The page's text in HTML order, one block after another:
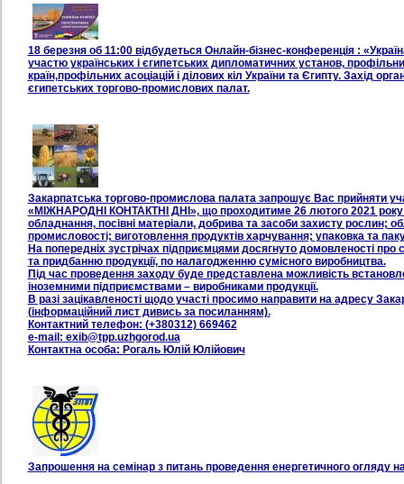
18 березня об 11:00 відбудеться Онлайн-бізнес-конференція :
участю українських і єгипетських дипломатичних установ,
країн,профільних асоціацій і ділових кіл України та Єгипту. Захід
єгипетських торгово-промислових палат.
Закарпатська торгово-промислова палата запрошує Вас прийняти
«МІЖНАРОДНІ КОНТАКТНІ ДНІ», що проходитиме 26 лютого 2021 року
обладнання, посівні матеріали, добрива та засоби захисту рослин;
промисловості; виготовлення продуктів харчування; упаковка та
На попередніх зустрічах підприємцями досягнуто домовленості про
та придбанню продукції, по налагодженню сумісного виробництва.
Під час проведення заходу буде представлена можливість
іноземними підприємствами – виробниками продукції.
В разі зацікавленості щодо участі просимо направити на адресу
(інформаційний лист дивись за посиланням).
Контактний телефон: (+380312) 669462
e-mail: exib@tpp.uzhgorod.ua
Контактна особа: Рогаль Юлій Юлійович
Запрошення на семінар з питань проведення енергетичного огляду